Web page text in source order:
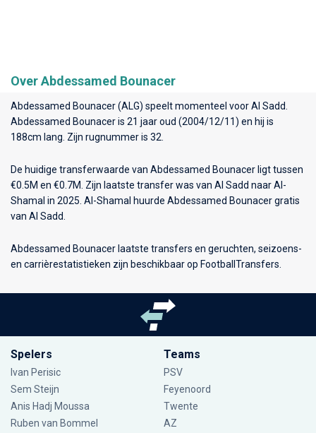
Over Abdessamed Bounacer
Abdessamed Bounacer (ALG) speelt momenteel voorAl Sadd
Abdessamed Bounacer is 21 jaar oud (2004/12/11) en hij is
188cm lang. Zijn rugnummer is 32.
De huidige transferwaarde van Abdessamed Bounacer ligt tussen
€0.5M en €0.7M. Zijn laatste transfer was van Al Sadd naar Al-
Shamal in 2025. Al-Shamal huurde Abdessamed Bounacer gratis
van Al Sadd.
Abdessamed Bounacer laatste transfers en geruchten, seizoens-
en carrièrestatistieken zijn beschikbaar op FootballTransfers.
Spelers
Ivan Perisic
Sem Steijn
Anis Hadj Moussa
Ruben van Bommel
Teams
PSV
Feyenoord
Twente
AZ